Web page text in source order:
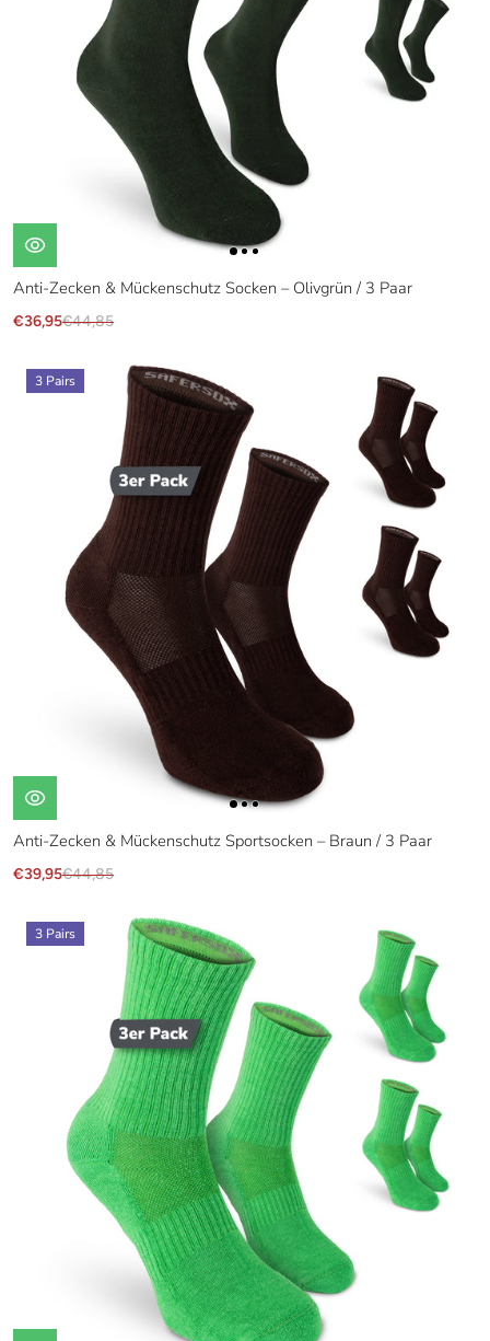
Anti-Zecken & Mückenschutz Socken – Olivgrün / 3 Paar
€36,95€44,85
3 Pairs
Anti-Zecken & Mückenschutz Sportsocken – Braun / 3 Paar
€39,95€44,85
3 Pairs